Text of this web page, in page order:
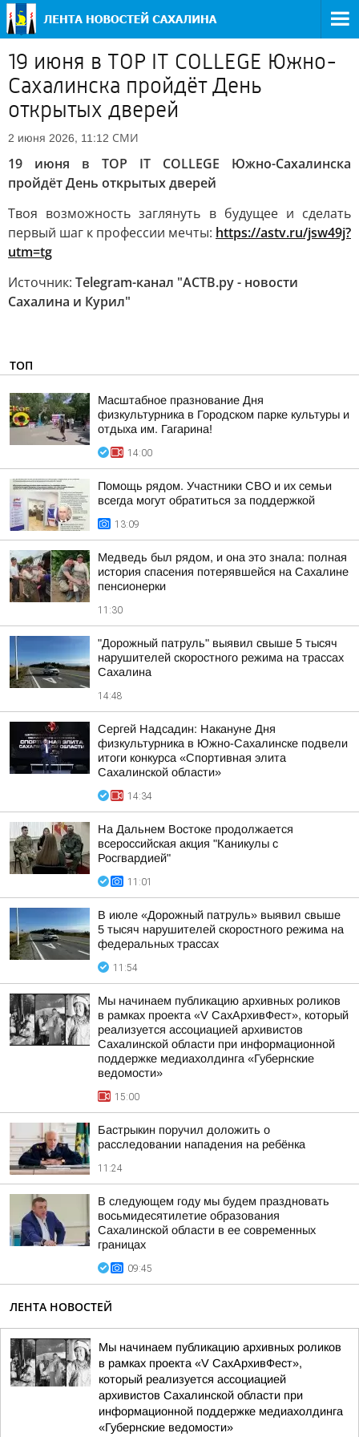
19 июня в TOP IT COLLEGE Южно-
Сахалинска пройдёт День
открытых дверей
2 июня 2026, 11:12 СМИ
19 июня в TOP IT COLLEGE Южно-Сахалинска
пройдёт День открытых дверей
Твоя возможность заглянуть в будущее и сделать
первый шаг к профессии мечты: https://astv.ru/jsw49j?
utm=tg
Источник: Telegram-канал "АСТВ.ру - новости
Сахалина и Курил"
ТОП
Масштабное празнование Дня
физкультурника в Городском парке культуры и
отдыха им. Гагарина!
14:00
Помощь рядом. Участники СВО и их семьи
всегда могут обратиться за поддержкой
13:09
Медведь был рядом, и она это знала: полная
история спасения потерявшейся на Сахалине
пенсионерки
11:30
"Дорожный патруль" выявил свыше 5 тысяч
нарушителей скоростного режима на трассах
Сахалина
14:48
Сергей Надсадин: Накануне Дня
физкультурника в Южно-Сахалинске подвели
итоги конкурса «Спортивная элита
Сахалинской области»
14:34
На Дальнем Востоке продолжается
всероссийская акция "Каникулы с
Росгвардией"
11:01
В июле «Дорожный патруль» выявил свыше
5 тысяч нарушителей скоростного режима на
федеральных трассах
11:54
Мы начинаем публикацию архивных роликов
в рамках проекта «V СахАрхивФест», который
реализуется ассоциацией архивистов
Сахалинской области при информационной
поддержке медиахолдинга «Губернские
ведомости»
15:00
Бастрыкин поручил доложить о
расследовании нападения на ребёнка
11:24
В следующем году мы будем праздновать
восьмидесятилетие образования
Сахалинской области в ее современных
границах
09:45
ЛЕНТА НОВОСТЕЙ
Мы начинаем публикацию архивных роликов
в рамках проекта «V СахАрхивФест»,
который реализуется ассоциацией
архивистов Сахалинской области при
информационной поддержке медиахолдинга
«Губернские ведомости»